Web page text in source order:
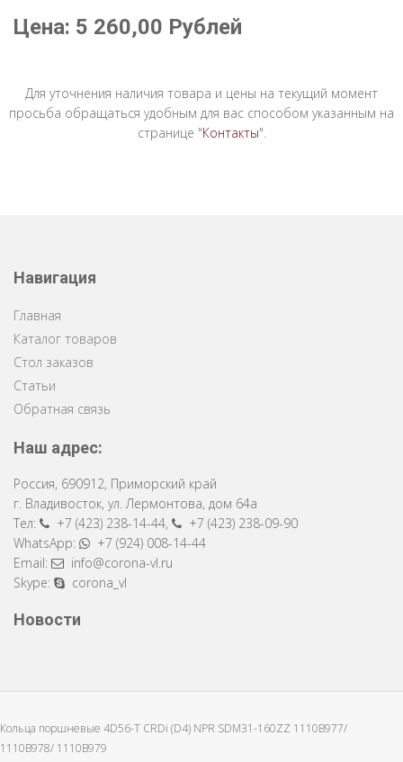
Цена: 5 260,00 Рублей
Для уточнения наличия товара и цены на текущий момент
просьба обращаться удобным для вас способом указанным на
странице "Контакты".
Навигация
Главная
Каталог товаров
Стол заказов
Статьи
Обратная связь
Наш адрес:
Россия, 690912, Приморский край
г. Владивосток, ул. Лермонтова, дом 64a
Тел:
+7 (423) 238-14-44,
+7 (423) 238-09-90
WhatsApp:
+7 (924) 008-14-44
Email:
info@corona-vl.ru
Skype:
corona_vl
Новости
Кольца поршневые 4D56-T CRDi (D4) NPR SDM31-160ZZ 1110B977/
1110B978/ 1110B979